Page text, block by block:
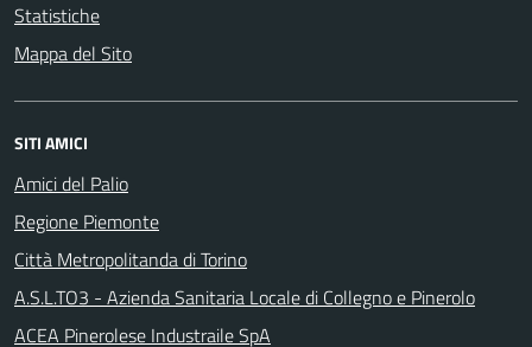
Statistiche
Mappa del Sito
SITI AMICI
Amici del Palio
Regione Piemonte
Città Metropolitanda di Torino
A.S.L.TO3 - Azienda Sanitaria Locale di Collegno e Pinerolo
ACEA Pinerolese Industraile SpA